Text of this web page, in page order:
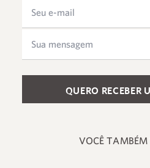
Please leave this field empty.
VOCÊ